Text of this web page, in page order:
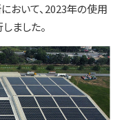
おいて、2023年の使用
ました。